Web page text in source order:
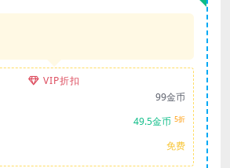
VIP折扣
99金币
49.5金币 5折
免费